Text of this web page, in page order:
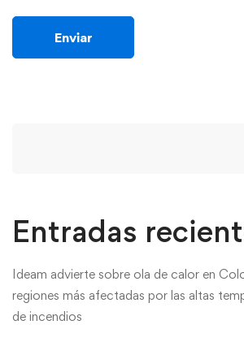
Entradas
Ideam advierte sobre ola de calor en
regiones más afectadas por las altas
de incendios